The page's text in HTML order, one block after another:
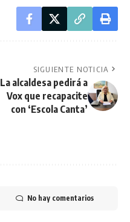
SIGUIENTE NOTICIA
La alcaldesa pedirá a
Vox que recapacite
con ‘Escola Canta’
No hay comentarios